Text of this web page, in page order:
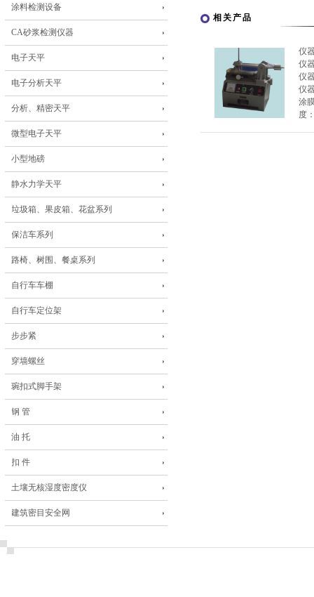
涂料检测设备
CA砂浆检测仪器
电子天平
电子分析天平
分析、精密天平
微型电子天平
小型地磅
静水力学天平
垃圾箱、果皮箱、花盆系列
保洁车系列
路椅、树围、餐桌系列
自行车车棚
自行车定位架
步步紧
穿墙螺丝
琬扣式脚手架
钢 管
油 托
扣 件
土壤无核湿度密度仪
建筑密目安全网
相关产品
仪
仪
仪
仪
涂
度